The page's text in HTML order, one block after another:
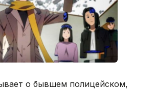
о бывшем полицейском,